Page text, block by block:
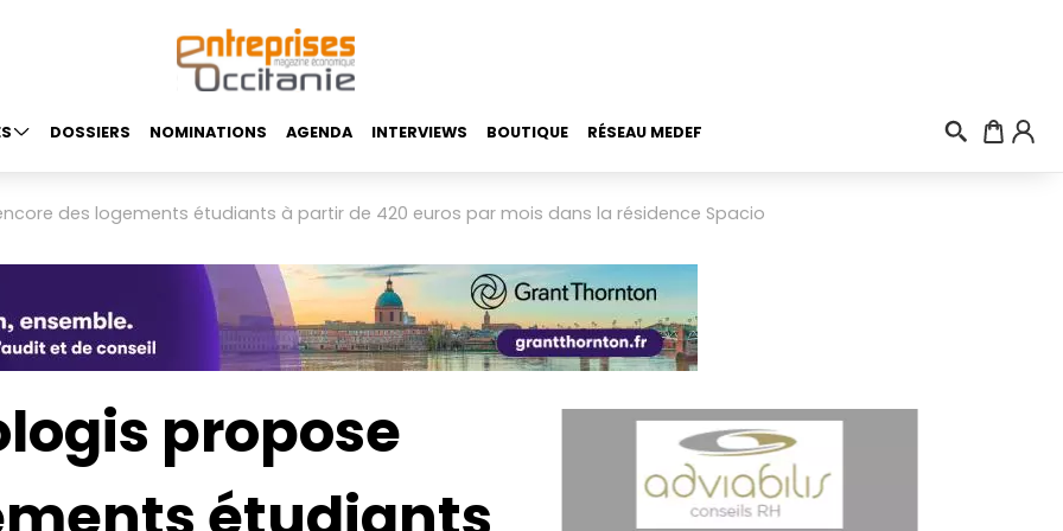
DOSSIERS NOMINATIONS AGENDA INTERVIEWS BOUTIQUE RÉSEAU MEDEF
des logements étudiants à partir de 420 euros par mois dans la résidence Spacio
propose